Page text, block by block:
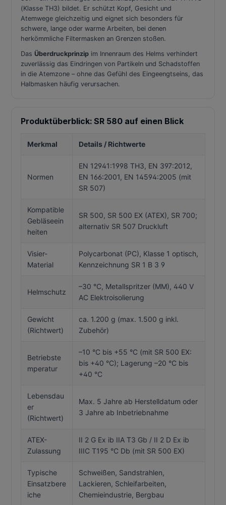
(Klasse TH3) bildet. Er schützt Kopf, Gesicht und
Atemwege gleichzeitig und eignet sich besonders für
schwere, lange oder warme Arbeiten, bei denen
herkömmliche Filtermasken an Grenzen stoßen.
Das Überdruckprinzip im Innenraum des Helms verhindert
zuverlässig das Eindringen von Partikeln und Schadstoffen
in die Atemzone – ohne das Gefühl des Eingeengtseins, das
Halbmasken häufig verursachen.
Produktüberblick: SR 580 auf einen Blick
Merkmal Details / Richtwerte
Normen
EN 12941:1998 TH3, EN 397:2012,
EN 166:2001, EN 14594:2005 (mit
SR 507)
Kompatible
Gebläseein
heiten
SR 500, SR 500 EX (ATEX), SR 700;
alternativ SR 507 Druckluft
Visier-
Material
Polycarbonat (PC), Klasse 1 optisch,
Kennzeichnung SR 1 B 3 9
Helmschutz
–30 °C, Metallspritzer (MM), 440 V
AC Elektroisolierung
Gewicht
(Richtwert)
ca. 1.200 g (max. 1.500 g inkl.
Zubehör)
Betriebste
mperatur
–10 °C bis +55 °C (mit SR 500 EX:
bis +40 °C); Lagerung –20 °C bis
+40 °C
Lebensdau
er
(Richtwert)
Max. 5 Jahre ab Herstelldatum oder
3 Jahre ab Inbetriebnahme
ATEX-
Zulassung
II 2 G Ex ib IIA T3 Gb / II 2 D Ex ib
IIIC T195 °C Db (mit SR 500 EX)
Typische
Einsatzbere
iche
Schweißen, Sandstrahlen,
Lackieren, Schleifarbeiten,
Chemieindustrie, Bergbau